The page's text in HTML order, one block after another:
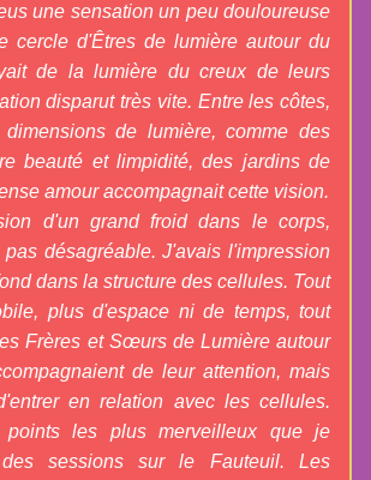
une sensation un peu douloureuse
cercle d'Êtres de lumière autour du
de la lumière du creux de leurs
disparut très vite. Entre les côtes,
de lumière, comme des
beauté et limpidité, des jardins de
amour accompagnait cette vision.
d'un grand froid dans le corps,
désagréable. J'avais l'impression
dans la structure des cellules. Tout
plus d'espace ni de temps, tout
Frères et Sœurs de Lumière autour
de leur attention, mais
en relation avec les cellules.
les plus merveilleux que je
sessions sur le Fauteuil. Les